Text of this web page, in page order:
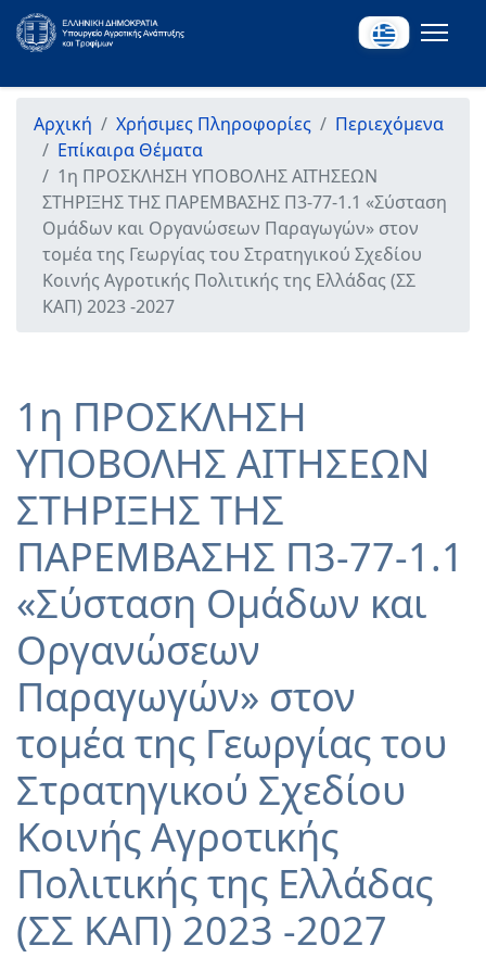
Αρχική Χρήσιμες Πληροφορίες
Περιεχόμενα
Επίκαιρα Θέματα
1η ΠΡΟΣΚΛΗΣΗ ΥΠΟΒΟΛΗΣ ΑΙΤΗΣΕΩΝ
ΣΤΗΡΙΞΗΣ ΤΗΣ ΠΑΡΕΜΒΑΣΗΣ Π3-77-1.1 «Σύσταση
Ομάδων και Οργανώσεων Παραγωγών» στον
τομέα της Γεωργίας του Στρατηγικού Σχεδίου
Κοινής Αγροτικής Πολιτικής της Ελλάδας (ΣΣ
ΚΑΠ) 2023 -2027
1η ΠΡΟΣΚΛΗΣΗ
ΥΠΟΒΟΛΗΣ ΑΙΤΗΣΕΩΝ
ΣΤΗΡΙΞΗΣ ΤΗΣ
ΠΑΡΕΜΒΑΣΗΣ Π3-77-1.1
«Σύσταση Ομάδων και
Οργανώσεων
Παραγωγών» στον
τομέα της Γεωργίας του
Στρατηγικού Σχεδίου
Κοινής Αγροτικής
Πολιτικής της Ελλάδας
(ΣΣ ΚΑΠ) 2023 -2027